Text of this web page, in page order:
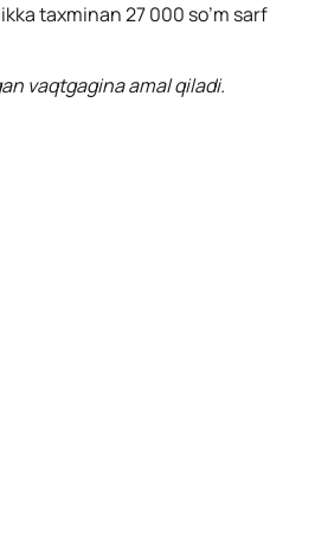
taxminan 27 000 so’m sarf
vaqtgagina amal qiladi.